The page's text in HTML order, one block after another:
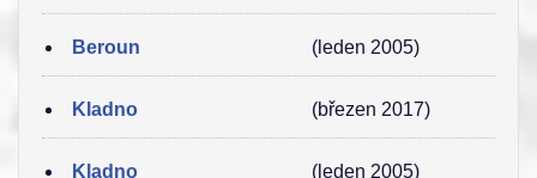
Beroun (leden 2005)
Kladno (březen 2017)
Kladno (leden 2005)